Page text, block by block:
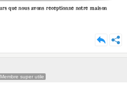
Membre super utile